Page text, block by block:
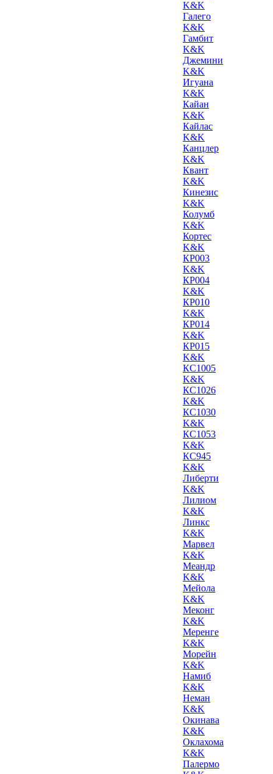
K&K
Галего
K&K
Гамбит
K&K
Джемини
K&K
Игуана
K&K
Кайан
K&K
Кайлас
K&K
Канцлер
K&K
Квант
K&K
Кинезис
K&K
Колумб
K&K
Кортес
K&K
КР003
K&K
КР004
K&K
КР010
K&K
КР014
K&K
КР015
K&K
КС1005
K&K
КС1026
K&K
КС1030
K&K
КС1053
K&K
КС945
K&K
Либерти
K&K
Лилиом
K&K
Линкс
K&K
Марвел
K&K
Меандр
K&K
Мейола
K&K
Меконг
K&K
Меренге
K&K
Морейн
K&K
Намиб
K&K
Неман
K&K
Окинава
K&K
Оклахома
K&K
Палермо